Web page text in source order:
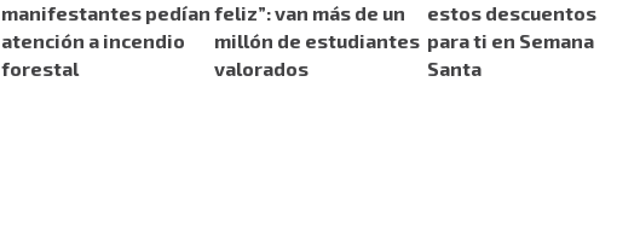
manifestantes pedían
atención a incendio
forestal
feliz”: van más de un
millón de estudiantes
valorados
estos descuentos
para ti en Semana
Santa